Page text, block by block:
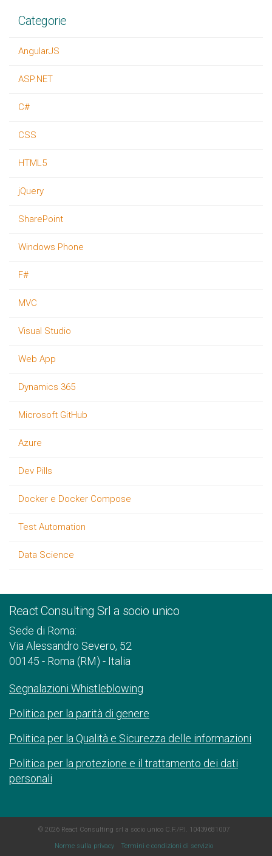
Categorie
AngularJS
ASP.NET
C#
CSS
HTML5
jQuery
SharePoint
Windows Phone
F#
MVC
Visual Studio
Web App
Dynamics 365
Microsoft GitHub
Azure
Dev Pills
Docker e Docker Compose
Test Automation
Data Science
React Consulting Srl a socio unico
Sede di Roma:
Via Alessandro Severo, 52
00145 - Roma (RM) - Italia
Segnalazioni Whistleblowing
Politica per la parità di genere
Politica per la Qualità e Sicurezza delle informazioni
Politica per la protezione e il trattamento dei dati
personali
© 2026 React Consulting srl a socio unico C.F./P.I. 10439681007
Norme sulla privacy Termini e condizioni di servizio